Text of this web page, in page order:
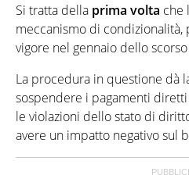
Si tratta della prima volta che
meccanismo di
vigore nel gennaio dello
La procedura in questione dà
sospendere i pagamenti
le violazioni dello stato di
avere un impatto negativo sul